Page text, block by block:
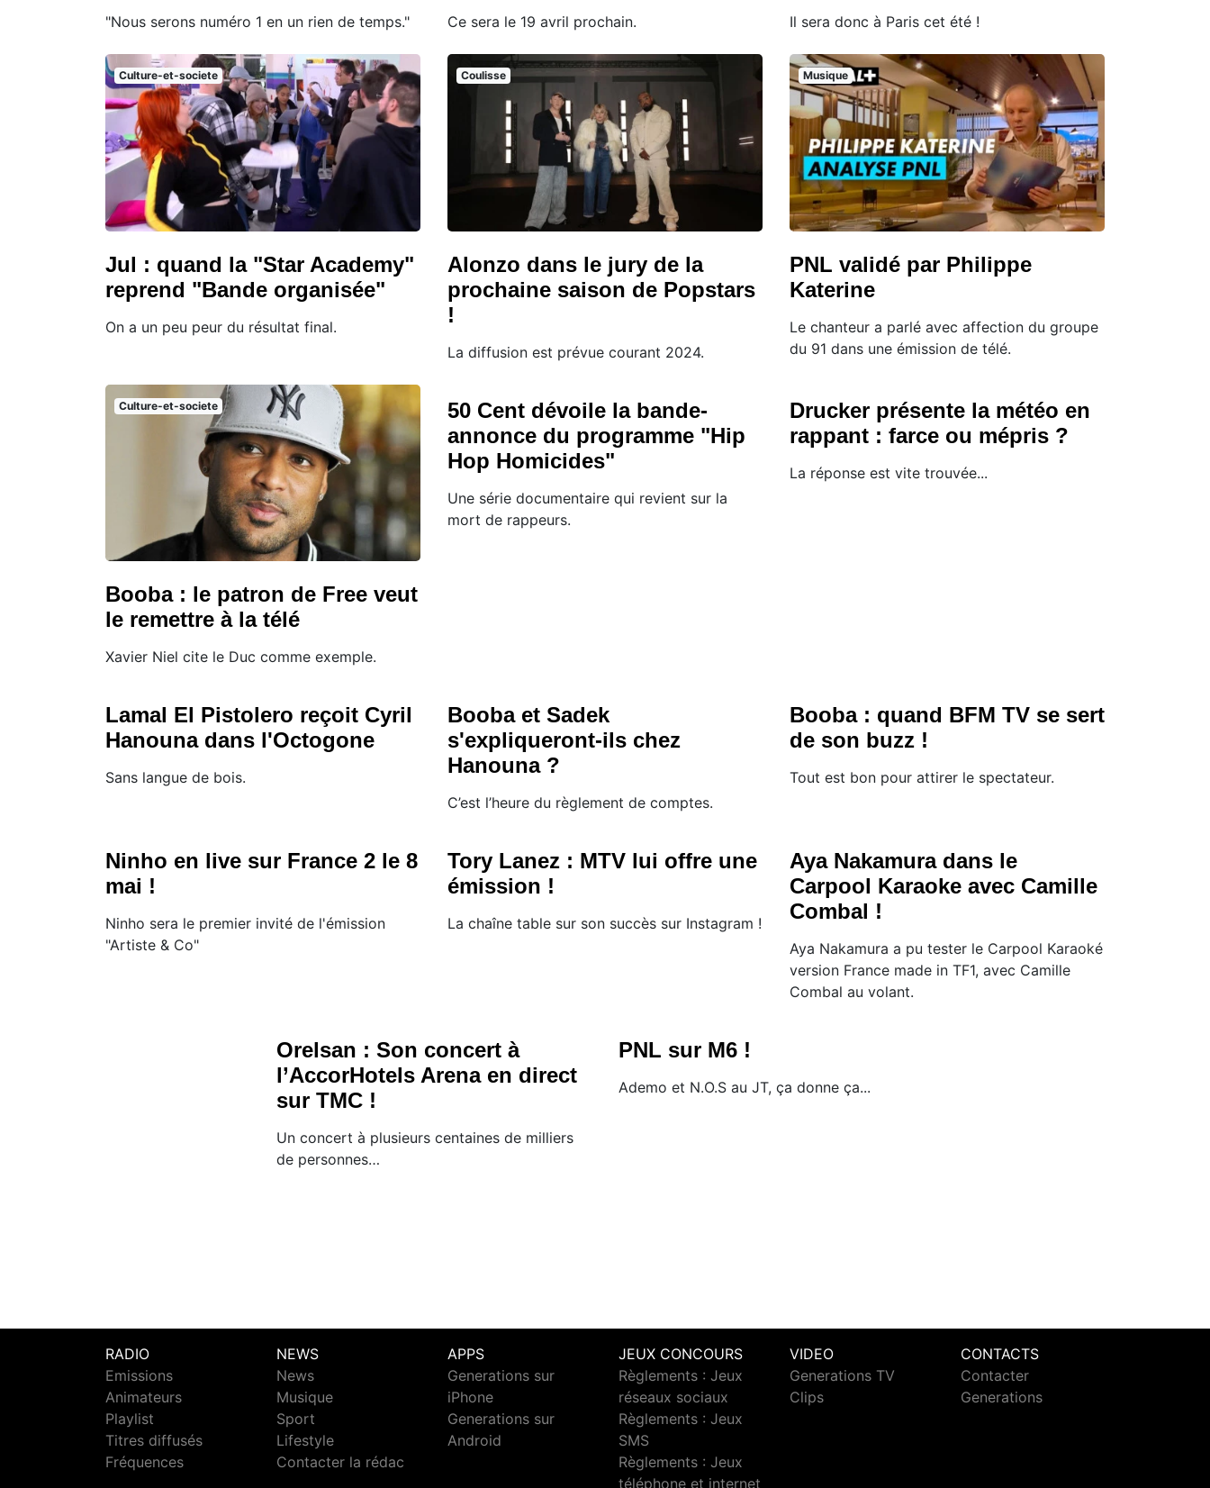
"Nous serons numéro 1 en un rien de temps." Ce sera le 19 avril prochain. Il sera donc à Paris cet été !
Culture-et-societe
Jul : quand la "Star Academy"
reprend "Bande organisée"
On a un peu peur du résultat final.
Coulisse
Alonzo dans le jury de la
prochaine saison de Popstars
!
La diffusion est prévue courant 2024.
Musique
PNL validé par Philippe
Katerine
Le chanteur a parlé avec affection du groupe
du 91 dans une émission de télé.
Culture-et-societe
Booba : le patron de Free veut
le remettre à la télé
Xavier Niel cite le Duc comme exemple.
50 Cent dévoile la bande-
annonce du programme "Hip
Hop Homicides"
Une série documentaire qui revient sur la
mort de rappeurs.
Drucker présente la météo en
rappant : farce ou mépris ?
La réponse est vite trouvée...
Lamal El Pistolero reçoit Cyril
Hanouna dans l'Octogone
Sans langue de bois.
Booba et Sadek
s'expliqueront-ils chez
Hanouna ?
C’est l’heure du règlement de comptes.
Booba : quand BFM TV se sert
de son buzz !
Tout est bon pour attirer le spectateur.
Ninho en live sur France 2 le 8
mai !
Ninho sera le premier invité de l'émission
"Artiste & Co"
Tory Lanez : MTV lui offre une
émission !
La chaîne table sur son succès sur Instagram !
Aya Nakamura dans le
Carpool Karaoke avec Camille
Combal !
Aya Nakamura a pu tester le Carpool Karaoké
version France made in TF1, avec Camille
Combal au volant.
Orelsan : Son concert à
l’AccorHotels Arena en direct
sur TMC !
Un concert à plusieurs centaines de milliers
de personnes…
PNL sur M6 !
Ademo et N.O.S au JT, ça donne ça...
RADIO
Emissions
Animateurs
Playlist
Titres diffusés
Fréquences
NEWS
News
Musique
Sport
Lifestyle
Contacter la rédac
APPS
Generations sur
iPhone
Generations sur
Android
JEUX CONCOURS
Règlements : Jeux
réseaux sociaux
Règlements : Jeux
SMS
Règlements : Jeux
téléphone et internet
VIDEO
Generations TV
Clips
CONTACTS
Contacter
Generations